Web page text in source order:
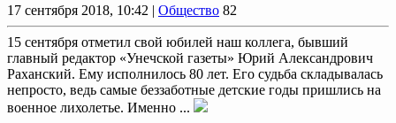
17 сентября 2018, 10:42 | Общество 82
15 сентября отметил свой юбилей наш коллега, бывший
главный редактор «Унечской газеты» Юрий Александрович
Раханский. Ему исполнилось 80 лет. Его судьба складывалась
непросто, ведь самые беззаботные детские годы пришлись на
военное лихолетье. Именно ...